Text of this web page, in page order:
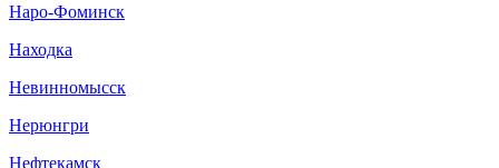
Наро-Фоминск
Находка
Невинномысск
Нерюнгри
Нефтекамск